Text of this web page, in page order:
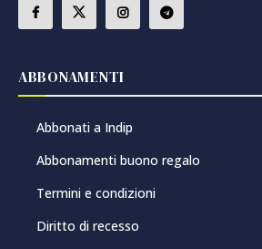
ABBONAMENTI
Abbonati a Indip
Abbonamenti buono regalo
Termini e condizioni
Diritto di recesso